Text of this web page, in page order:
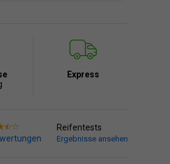
Express
Reifentests
Ergebnisse ansehen